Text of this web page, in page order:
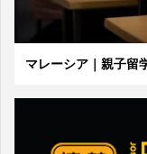
マレーシア｜親子留